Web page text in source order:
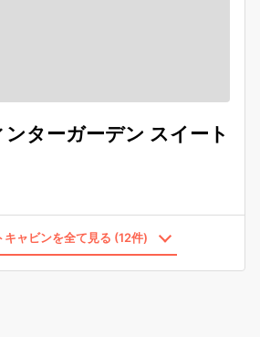
ターガーデン スイート
キャビンを全て見る (12件)